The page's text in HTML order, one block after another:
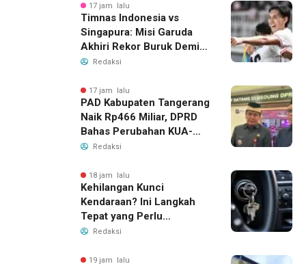
17 jam lalu
Timnas Indonesia vs
Singapura: Misi Garuda
Akhiri Rekor Buruk Demi
Tiket Semifinal Piala AFF
Redaksi
17 jam lalu
PAD Kabupaten Tangerang
Naik Rp466 Miliar, DPRD
Bahas Perubahan KUA-
PPAS 2026
Redaksi
18 jam lalu
Kehilangan Kunci
Kendaraan? Ini Langkah
Tepat yang Perlu
Dilakukan
Redaksi
19 jam lalu